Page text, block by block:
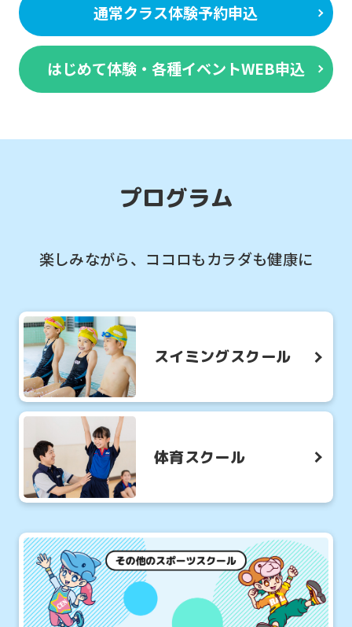
通常クラス体験予約申込
はじめて体験・各種イベントWEB申込
プログラム
楽しみながら、ココロもカラダも健康に
スイミングスクール
体育スクール